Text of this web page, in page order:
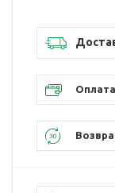
Оплата